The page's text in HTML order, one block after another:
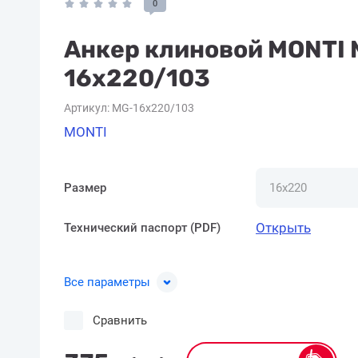
0
Анкер клиновой MONTI
16х220/103
Артикул: MG-16х220/103
MONTI
Размер
Технический паспорт (PDF) Открыть
Все параметры
Сравнить